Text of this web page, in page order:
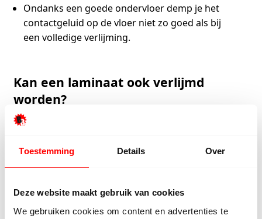
Toestemming Details Over
Deze website maakt gebruik van cookies
We gebruiken cookies om content en advertenties te
Ondanks een goede ondervloer demp je het
contactgeluid op de vloer niet zo goed als bij
een volledige verlijming.
Kan een laminaat ook verlijmd
worden?
Nee, dat is niet nodig. Het
kliksysteem. Zo is de vloer zonder lijm zwevend te
leggen. Het kliksysteem houdt de planken aan elkaar,
waardoor er geen kieren ontstaan tussen de